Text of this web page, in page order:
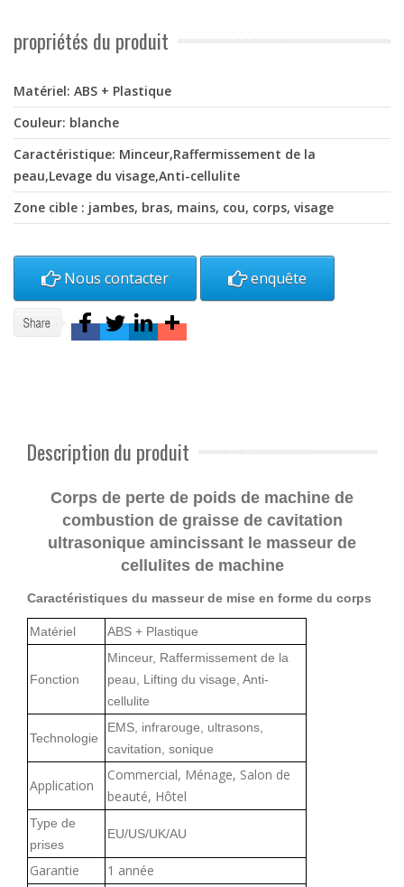
propriétés du produit
Matériel: ABS + Plastique
Couleur: blanche
Caractéristique: Minceur,Raffermissement de la
peau,Levage du visage,Anti-cellulite
Zone cible : jambes, bras, mains, cou, corps, visage
Nous contacter enquête
Description du produit
Corps de perte de poids de machine de
combustion de graisse de cavitation
ultrasonique amincissant le masseur de
cellulites de machine
Caractéristiques du masseur de mise en forme du corps
Matériel ABS + Plastique
Fonction
Minceur, Raffermissement de la
peau, Lifting du visage, Anti-
cellulite
Technologie
EMS, infrarouge, ultrasons,
cavitation, sonique
Application
Commercial, Ménage, Salon de
beauté, Hôtel
Type de
prises
EU/US/UK/AU
Garantie 1 année